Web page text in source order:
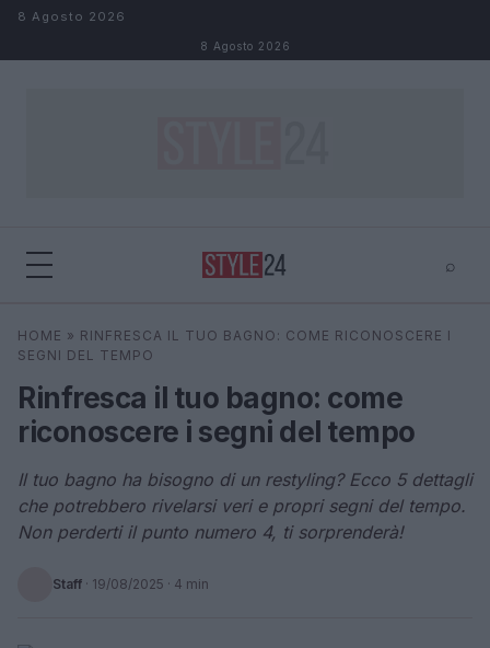
Salta al contenuto
8 Agosto 2026
8 Agosto 2026
⌕
Cerca ⌕ ×
HOME » RINFRESCA IL TUO BAGNO: COME RICONOSCERE I
SEGNI DEL TEMPO
Rinfresca il tuo bagno: come
riconoscere i segni del tempo
Il tuo bagno ha bisogno di un restyling? Ecco 5 dettagli
che potrebbero rivelarsi veri e propri segni del tempo.
Non perderti il punto numero 4, ti sorprenderà!
Staff · 19/08/2025 · 4 min